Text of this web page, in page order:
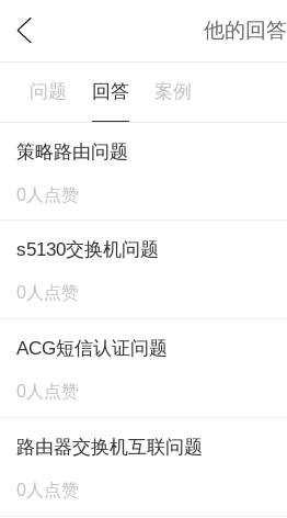
他的回答
问题 回答 案例
策略路由问题
0人点赞
s5130交换机问题
0人点赞
ACG短信认证问题
0人点赞
路由器交换机互联问题
0人点赞